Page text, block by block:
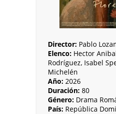
Director: Pablo
Elenco: Hector
Rodríguez, Isabel
Michelén
Año: 2026
Duración: 80
Género: Drama
País: República